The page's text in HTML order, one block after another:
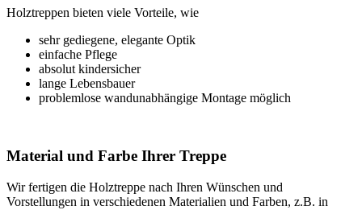
Holztreppen bieten viele Vorteile, wie
sehr gediegene, elegante Optik
einfache Pflege
absolut kindersicher
lange Lebensbauer
problemlose wandunabhängige Montage möglich
Material und Farbe Ihrer Treppe
Wir fertigen die Holztreppe nach Ihren Wünschen und
Vorstellungen in verschiedenen Materialien und Farben, z.B. in